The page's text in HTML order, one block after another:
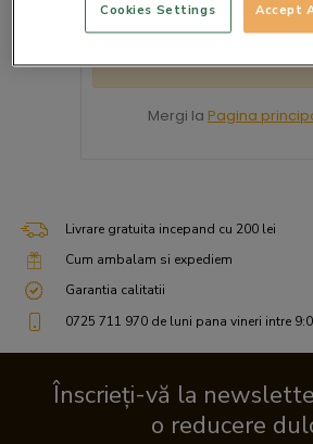
Cosul tau este
Mergi la Pagina
Livrare gratuita incepand cu 200 lei
Cum ambalam si expediem
Garantia calitatii
0725 711 970 de luni pana vineri intre
Înscrieți-vă la
o reducere
Accept
Cookies Settings